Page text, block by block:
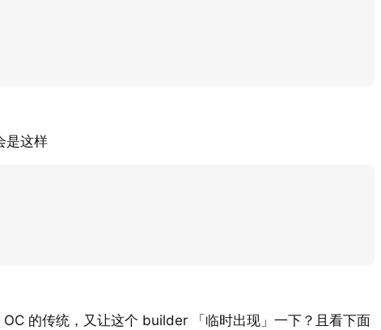
是这样
的传统，又让这个 builder 「临时出现」一下？且看下面